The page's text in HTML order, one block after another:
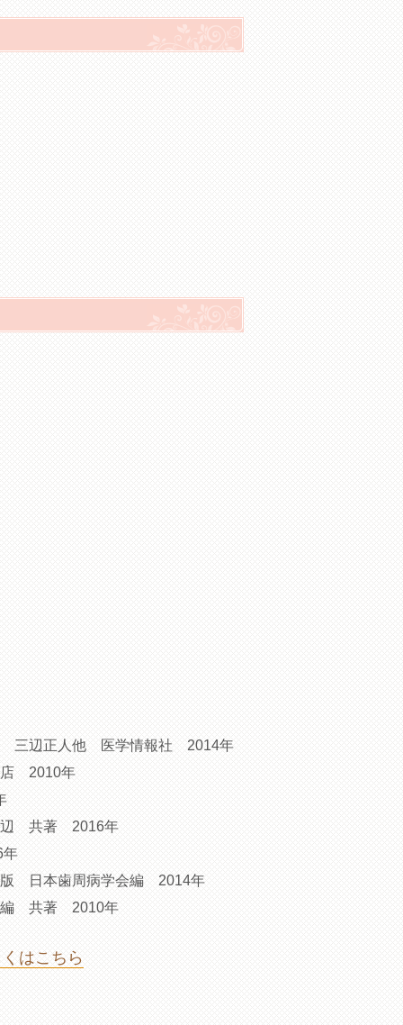
三辺正人他 医学情報社 2014年
店 2010年
辺 共著 2016年
版 日本歯周病学会編 2014年
編 共著 2010年
はこちら